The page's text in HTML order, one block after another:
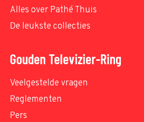
Alles over Pathé Thuis
De leukste collecties
Gouden Televizier-Ring
Veelgestelde vragen
Reglementen
Pers